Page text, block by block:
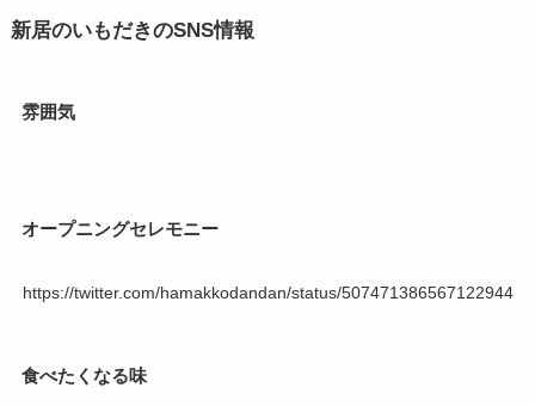
新居のいもだきのSNS情報
雰囲気
オープニングセレモニー
https://twitter.com/hamakkodandan/status/507471386567122944
食べたくなる味